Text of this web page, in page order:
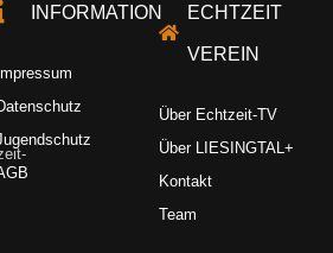
INFORMATION
Impressum
ECHTZEIT
VEREIN
Über Echtzeit-TV
Über LIESINGTAL+
Kontakt
Team